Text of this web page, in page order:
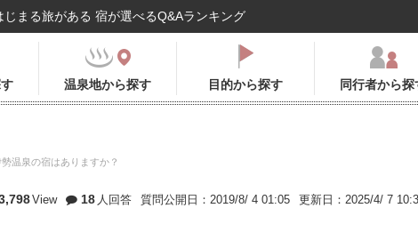
じまる旅がある 宿が選べるQ&Aランキング
温泉地から探す 目的から探す 同行者から探
温泉の宿はありますか？
View 18 人回答 質問公開日：2019/8/ 4 01:05 更新日：2025/4/ 7